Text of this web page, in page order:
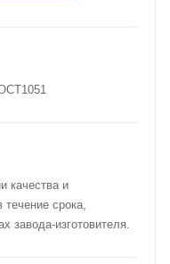
качества и
течение срока,
завода-изготовителя.